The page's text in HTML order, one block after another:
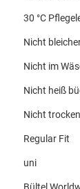
30 °C
Nicht
Nicht im
Nicht heiß
Nicht
Regular Fit
uni